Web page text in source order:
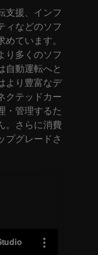
支援、インフ
ィなどのソフ
ています。
り多くのソフ
自動運転へと
より豊富なデ
クテッドカー
・管理するた
。さらに消費
プグレードさ